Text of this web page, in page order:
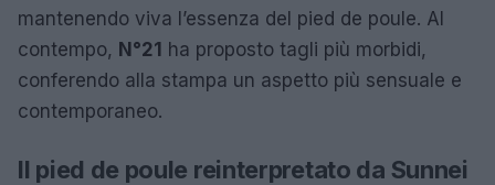
mantenendo viva l’essenza del pied de poule. Al
contempo, N°21 ha proposto tagli più morbidi,
conferendo alla stampa un aspetto più sensuale e
contemporaneo.
Il pied de poule reinterpretato da Sunnei